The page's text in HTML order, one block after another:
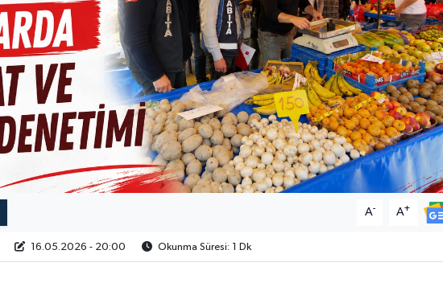
A- A+
16.05.2026 - 20:00 Okunma Süresi: 1 Dk